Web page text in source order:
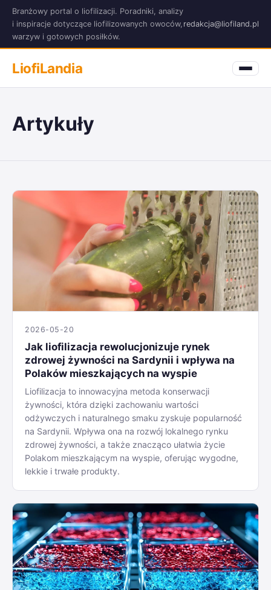
Branżowy portal o liofilizacji. Poradniki, analizy
i inspiracje dotyczące liofilizowanych owoców,
warzyw i gotowych posiłków.
redakcja@liofiland.pl
LiofiLandia
Artykuły
2026-05-20
Jak liofilizacja rewolucjonizuje rynek
zdrowej żywności na Sardynii i wpływa na
Polaków mieszkających na wyspie
Liofilizacja to innowacyjna metoda konserwacji
żywności, która dzięki zachowaniu wartości
odżywczych i naturalnego smaku zyskuje popularność
na Sardynii. Wpływa ona na rozwój lokalnego rynku
zdrowej żywności, a także znacząco ułatwia życie
Polakom mieszkającym na wyspie, oferując wygodne,
lekkie i trwałe produkty.